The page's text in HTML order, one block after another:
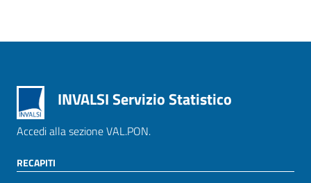
INVALSI Servizio Statistico
Accedi alla sezione VAL.PON.
RECAPITI